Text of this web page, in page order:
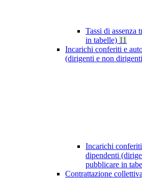
Tassi di assenza
in tabelle) 11
Incarichi conferiti e
(dirigenti e non
Incarichi
dipendenti
pubblicare in
Contrattazione collettiva